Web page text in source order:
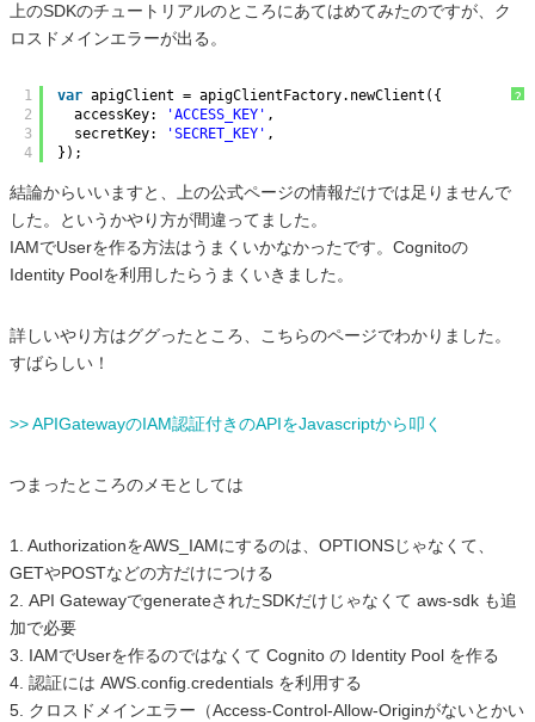
上のSDKのチュートリアルのところにあてはめてみたのですが、ク
ロスドメインエラーが出る。
?
1
2
3
4
var apigClient = apigClientFactory.newClient({
accessKey:
'ACCESS_KEY' ,
secretKey:
'SECRET_KEY' ,
});
結論からいいますと、上の公式ページの情報だけでは足りませんで
した。というかやり方が間違ってました。
IAMでUserを作る方法はうまくいかなかったです。Cognitoの
Identity Poolを利用したらうまくいきました。
詳しいやり方はググったところ、こちらのページでわかりました。
すばらしい！
>> APIGatewayのIAM認証付きのAPIをJavascriptから叩く
つまったところのメモとしては
1. AuthorizationをAWS_IAMにするのは、OPTIONSじゃなくて、
GETやPOSTなどの方だけにつける
2. API GatewayでgenerateされたSDKだけじゃなくて aws-sdk も追
加で必要
3. IAMでUserを作るのではなくて Cognito の Identity Pool を作る
4. 認証には AWS.config.credentials を利用する
5. クロスドメインエラー（Access-Control-Allow-Originがないとかい